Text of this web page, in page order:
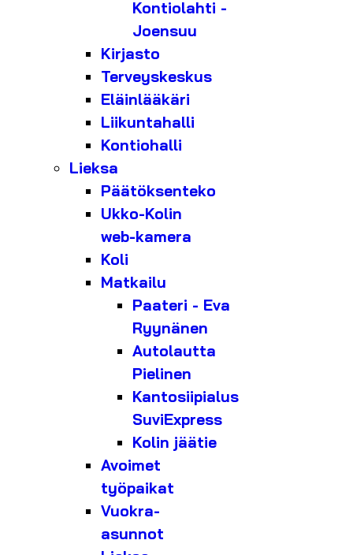
Kontiolahti -
Joensuu
Kirjasto
Terveyskeskus
Eläinlääkäri
Liikuntahalli
Kontiohalli
Lieksa
Päätöksenteko
Ukko-Kolin
web-kamera
Koli
Matkailu
Paateri - Eva
Ryynänen
Autolautta
Pielinen
Kantosiipialus
SuviExpress
Kolin jäätie
Avoimet
työpaikat
Vuokra-
asunnot